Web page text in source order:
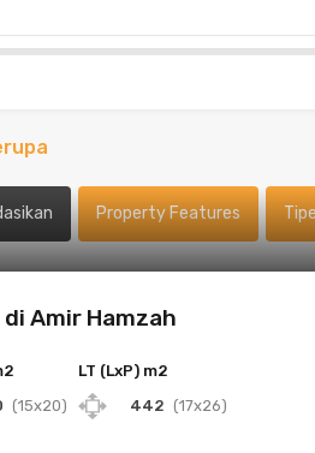
Property Features
di Amir Hamzah
(15x20)
LT (LxP) m2
442 (17x26)